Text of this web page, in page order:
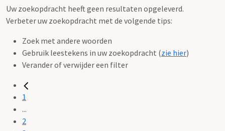
Uw zoekopdracht heeft geen resultaten opgeleverd.
Verbeter uw zoekopdracht met de volgende tips:
Zoek met andere woorden
Gebruik leestekens in uw zoekopdracht (zie hier)
Verander of verwijder een filter
1
...
2